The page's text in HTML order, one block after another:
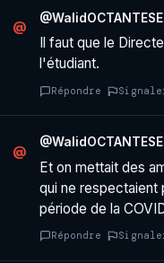
@
Il faut que le
l'étudiant.
Répondre
@
Et on mettait des
qui ne respectaient
période de la
Répondre